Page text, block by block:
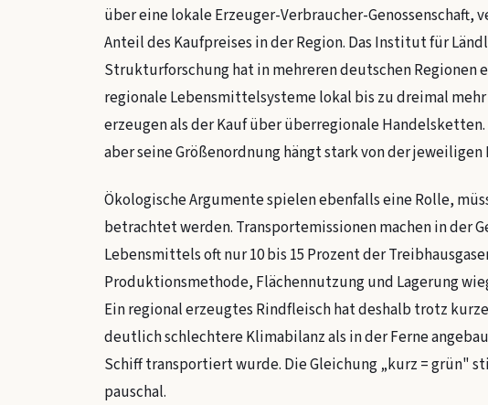
über eine lokale Erzeuger-Verbraucher-Genossenschaft,
Anteil des Kaufpreises in der Region. Das Institut für
Strukturforschung hat in mehreren deutschen Regionen
regionale Lebensmittelsysteme lokal bis zu dreimal
erzeugen als der Kauf über überregionale
aber seine Größenordnung hängt stark von der
Ökologische Argumente spielen ebenfalls eine Rolle,
betrachtet werden. Transportemissionen machen in der
Lebensmittels oft nur 10 bis 15 Prozent der
Produktionsmethode, Flächennutzung und Lagerung
Ein regional erzeugtes Rindfleisch hat deshalb trotz
deutlich schlechtere Klimabilanz als in der Ferne
Schiff transportiert wurde. Die Gleichung „kurz = grün"
pauschal.